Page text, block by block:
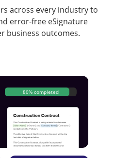
across every industry to
error-free eSignature
business outcomes.
80% completed